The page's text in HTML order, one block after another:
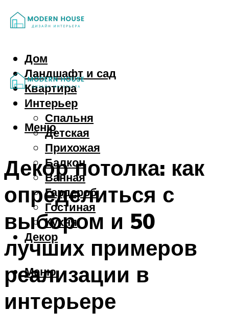
Дом
Ландшафт и сад
Квартира
Интерьер
Спальня
Детская
Прихожая
Балкон
Ванная
Гардероб
Гостиная
Кухня
Декор
Меню
Меню
Декор потолка: как
определиться с
выбором и 50
лучших примеров
реализации в
интерьере